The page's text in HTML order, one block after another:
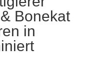
Bonekat
in